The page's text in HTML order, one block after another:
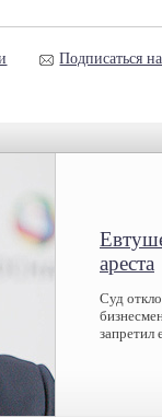
Подписаться
ареста
Суд
запретил